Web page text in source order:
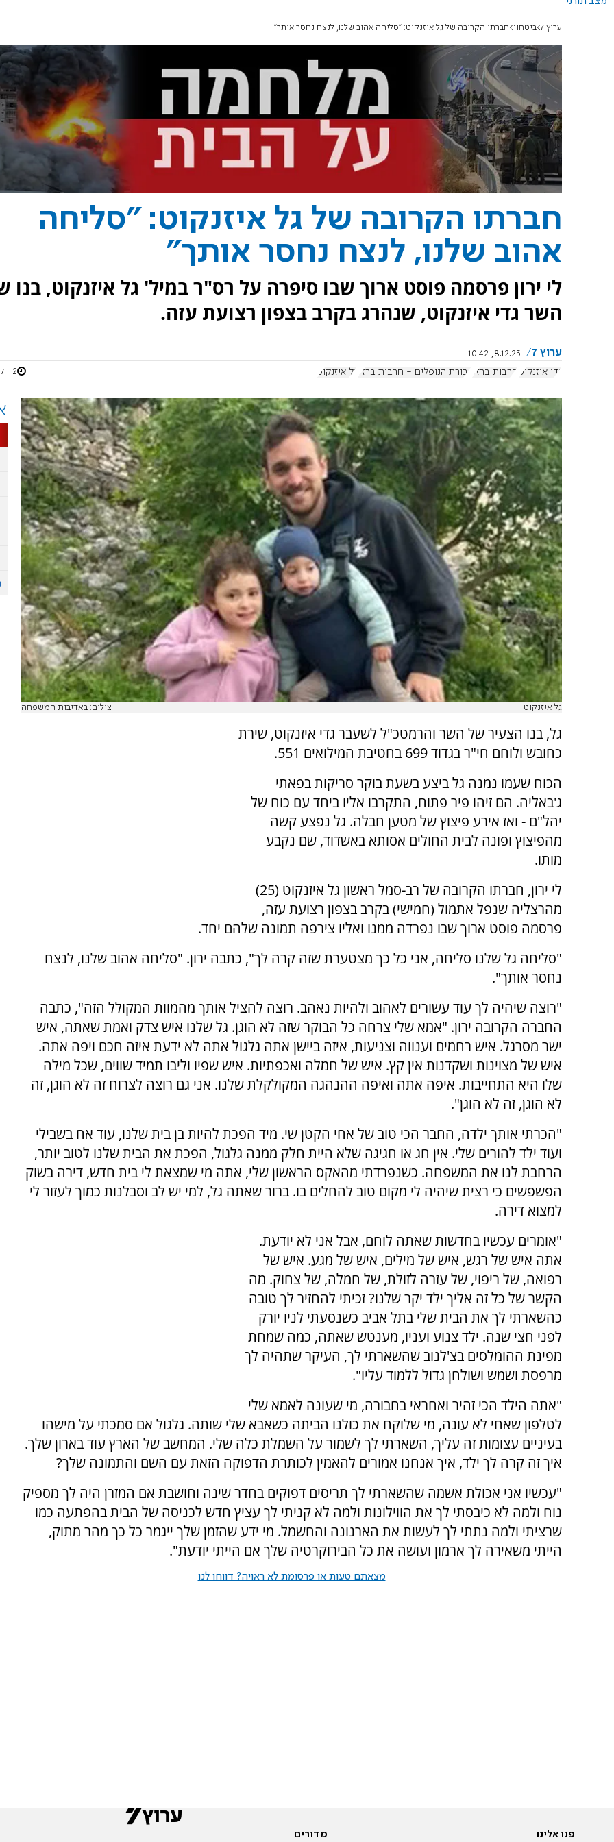
ערוץ 7 ביטחון חברתו הקרובה של גל איזנקוט: "סליחה אהוב שלנו, לנצח נחסר אותך"
חברתו הקרובה של גל איזנקוט: "סליחה
אהוב שלנו, לנצח נחסר אותך"
לי ירון פרסמה פוסט ארוך שבו סיפרה על רס"ר במיל' גל איזנקוט, בנו
השר גדי איזנקוט, שנהרג בקרב בצפון רצועת עזה.
ערוץ 7
8.12.23, 10:42
גדי איזנקוט חרבות ברזל גבורת הנופלים - חרבות ברזל גל איזנקוט 2 דקות
גל איזנקוט צילום: באדיבות המשפחה
גל, בנו הצעיר של השר והרמטכ"ל לשעבר גדי איזנקוט, שירת
כחובש ולוחם חי"ר בגדוד 699 בחטיבת המילואים 551.
הכוח שעמו נמנה גל ביצע בשעת בוקר סריקות בפאתי
ג'באליה. הם זיהו פיר פתוח, התקרבו אליו ביחד עם כוח של
יהל"ם - ואז אירע פיצוץ של מטען חבלה. גל נפצע קשה
מהפיצוץ ופונה לבית החולים אסותא באשדוד, שם נקבע
מותו.
לי ירון, חברתו הקרובה של רב-סמל ראשון גל איזנקוט (25)
מהרצליה שנפל אתמול (חמישי) בקרב בצפון רצועת עזה,
פרסמה פוסט ארוך שבו נפרדה ממנו ואליו צירפה תמונה שלהם יחד.
"סליחה גל שלנו סליחה, אני כל כך מצטערת שזה קרה לך", כתבה ירון. "סליחה אהוב שלנו, לנצח
נחסר אותך".
"רוצה שיהיה לך עוד עשורים לאהוב ולהיות נאהב. רוצה להציל אותך מהמוות המקולל הזה", כתבה
החברה הקרובה ירון. "אמא שלי צרחה כל הבוקר שזה לא הוגן. גל שלנו איש צדק ואמת שאתה, איש
ישר מסרגל. איש רחמים וענווה וצניעות, איזה ביישן אתה גלגול אתה לא ידעת איזה חכם ויפה אתה.
איש של מצוינות ושקדנות אין קץ. איש של חמלה ואכפתיות. איש שפיו וליבו תמיד שווים, שכל מילה
שלו היא התחייבות. איפה אתה ואיפה ההנהגה המקולקלת שלנו. אני גם רוצה לצרוח זה לא הוגן, זה
לא הוגן, זה לא הוגן".
"הכרתי אותך ילדה, החבר הכי טוב של אחי הקטן שי. מיד הפכת להיות בן בית שלנו, עוד אח בשבילי
ועוד ילד להורים שלי. אין חג או חגיגה שלא היית חלק ממנה גלגול, הפכת את הבית שלנו לטוב יותר,
הרחבת לנו את המשפחה. כשנפרדתי מהאקס הראשון שלי, אתה מי שמצאת לי בית חדש, דירה בשוק
הפשפשים כי רצית שיהיה לי מקום טוב להחלים בו. ברור שאתה גל, למי יש לב וסבלנות כמוך לעזור לי
למצוא דירה.
"אומרים עכשיו בחדשות שאתה לוחם, אבל אני לא יודעת.
אתה איש של רגש, איש של מילים, איש של מגע. איש של
רפואה, של ריפוי, של עזרה לזולת, של חמלה, של צחוק. מה
הקשר של כל זה אליך ילד יקר שלנו? זכיתי להחזיר לך טובה
כהשארתי לך את הבית שלי בתל אביב כשנסעתי לניו יורק
לפני חצי שנה. ילד צנוע ועניו, מענטש שאתה, כמה שמחת
מפינת ההומלסים בצ'לנוב שהשארתי לך, העיקר שתהיה לך
מרפסת ושמש ושולחן גדול ללמוד עליו".
"אתה הילד הכי זהיר ואחראי בחבורה, מי שעונה לאמא שלי
לטלפון שאחי לא עונה, מי שלוקח את כולנו הביתה כשאבא שלי שותה. גלגול אם סמכתי על מישהו
בעיניים עצומות זה עליך, השארתי לך לשמור על השמלת כלה שלי. המחשב של הארץ עוד בארון שלך.
איך זה קרה לך ילד, איך אנחנו אמורים להאמין לכותרת הדפוקה הזאת עם השם והתמונה שלך?
"עכשיו אני אכולת אשמה שהשארתי לך תריסים דפוקים בחדר שינה וחושבת אם המזרן היה לך מספיק
נוח ולמה לא כיבסתי לך את הווילונות ולמה לא קניתי לך עציץ חדש לכניסה של הבית בהפתעה כמו
שרציתי ולמה נתתי לך לעשות את הארנונה והחשמל. מי ידע שהזמן שלך ייגמר כל כך מהר מתוק,
הייתי משאירה לך ארמון ועושה את כל הבירוקרטיה שלך אם הייתי יודעת".
מצאתם טעות או פרסומת לא ראויה? דווחו לנו
פנו אלינו מדורים